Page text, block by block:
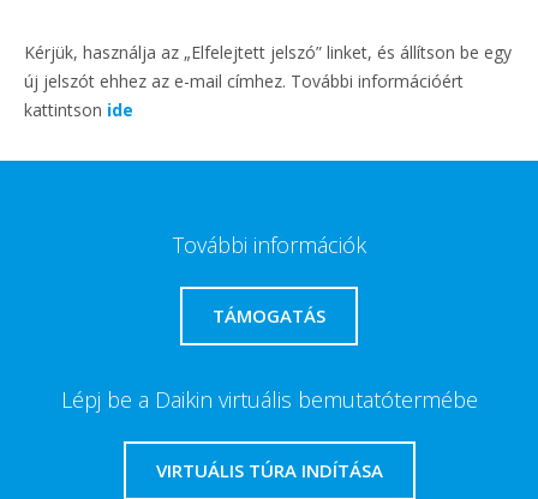
Kérjük, használja az „Elfelejtett jelszó” linket, és állítson be egy
új jelszót ehhez az e-mail címhez. További információért
kattintson ide
További információk
TÁMOGATÁS
Lépj be a Daikin virtuális bemutatótermébe
VIRTUÁLIS TÚRA INDÍTÁSA